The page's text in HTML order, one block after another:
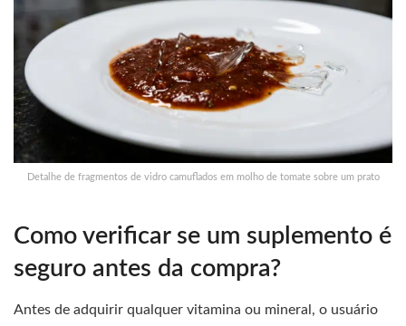
Detalhe de fragmentos de vidro camuflados em molho de tomate sobre um prato
Como verificar se um suplemento é
seguro antes da compra?
Antes de adquirir qualquer vitamina ou mineral, o usuário